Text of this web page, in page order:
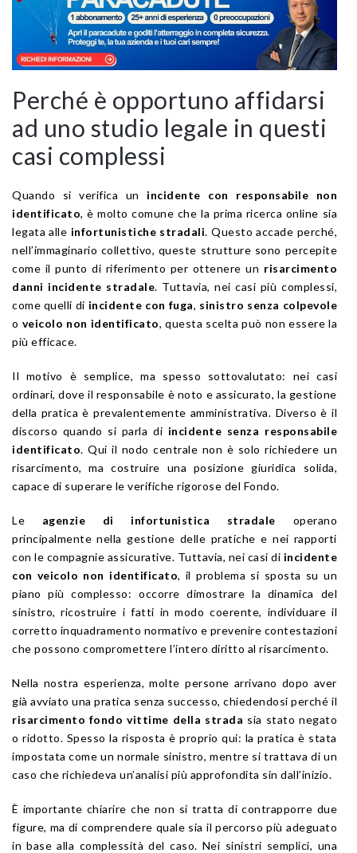
Perché è opportuno affidarsi
ad uno studio legale in questi
casi complessi
Quando si verifica un incidente con responsabile non
identificato, è molto comune che la prima ricerca online sia
legata alle infortunistiche stradali. Questo accade perché,
nell’immaginario collettivo, queste strutture sono percepite
come il punto di riferimento per ottenere un risarcimento
danni incidente stradale. Tuttavia, nei casi più complessi,
come quelli di incidente con fuga, sinistro senza colpevole
o veicolo non identificato, questa scelta può non essere la
più efficace.
Il motivo è semplice, ma spesso sottovalutato: nei casi
ordinari, dove il responsabile è noto e assicurato, la gestione
della pratica è prevalentemente amministrativa. Diverso è il
discorso quando si parla di incidente senza responsabile
identificato. Qui il nodo centrale non è solo richiedere un
risarcimento, ma costruire una posizione giuridica solida,
capace di superare le verifiche rigorose del Fondo.
Le agenzie di infortunistica stradale operano
principalmente nella gestione delle pratiche e nei rapporti
con le compagnie assicurative. Tuttavia, nei casi di incidente
con veicolo non identificato, il problema si sposta su un
piano più complesso: occorre dimostrare la dinamica del
sinistro, ricostruire i fatti in modo coerente, individuare il
corretto inquadramento normativo e prevenire contestazioni
che possono compromettere l’intero diritto al risarcimento.
Nella nostra esperienza, molte persone arrivano dopo aver
già avviato una pratica senza successo, chiedendosi perché il
risarcimento fondo vittime della strada sia stato negato
o ridotto. Spesso la risposta è proprio qui: la pratica è stata
impostata come un normale sinistro, mentre si trattava di un
caso che richiedeva un’analisi più approfondita sin dall’inizio.
È importante chiarire che non si tratta di contrapporre due
figure, ma di comprendere quale sia il percorso più adeguato
in base alla complessità del caso. Nei sinistri semplici, una